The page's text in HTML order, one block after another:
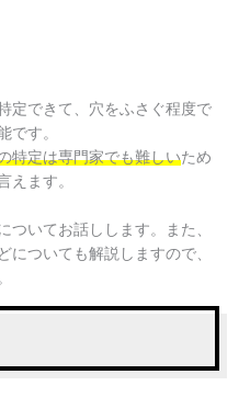
定できて、穴をふさぐ程度で
です。
特定は専門家でも難しいため
えます。
ついてお話しします。また、
についても解説しますので、
ニ
ー
・
屋
績
屋
上
防
工